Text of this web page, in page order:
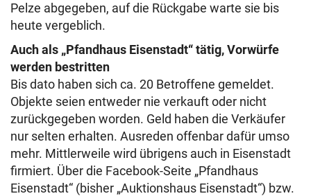
Pelze abgegeben, auf die Rückgabe warte sie bis
heute vergeblich.
Auch als „Pfandhaus Eisenstadt“ tätig, Vorwürfe
werden bestritten
Bis dato haben sich ca. 20 Betroffene gemeldet.
Objekte seien entweder nie verkauft oder nicht
zurückgegeben worden. Geld haben die Verkäufer
nur selten erhalten. Ausreden offenbar dafür umso
mehr. Mittlerweile wird übrigens auch in Eisenstadt
firmiert. Über die Facebook-Seite „Pfandhaus
Eisenstadt“ (bisher „Auktionshaus Eisenstadt“) bzw.